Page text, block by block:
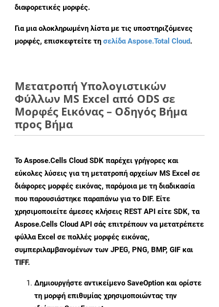
διαφορετικές μορφές.
Για μια ολοκληρωμένη λίστα με τις υποστηριζόμενες
μορφές, επισκεφτείτε τη σελίδα Aspose.Total Cloud.
Μετατροπή Υπολογιστικών
Φύλλων MS Excel από ODS σε
Μορφές Εικόνας – Οδηγός Βήμα
προς Βήμα
Το Aspose.Cells Cloud SDK παρέχει γρήγορες και
εύκολες λύσεις για τη μετατροπή αρχείων MS Excel σε
διάφορες μορφές εικόνας, παρόμοια με τη διαδικασία
που παρουσιάστηκε παραπάνω για το DIF. Είτε
χρησιμοποιείτε άμεσες κλήσεις REST API είτε SDK, τα
Aspose.Cells Cloud API σάς επιτρέπουν να μετατρέπετε
φύλλα Excel σε πολλές μορφές εικόνας,
συμπεριλαμβανομένων των JPEG, PNG, BMP, GIF και
TIFF.
Δημιουργήστε αντικείμενο SaveOption και ορίστε
τη μορφή επιθυμίας χρησιμοποιώντας την